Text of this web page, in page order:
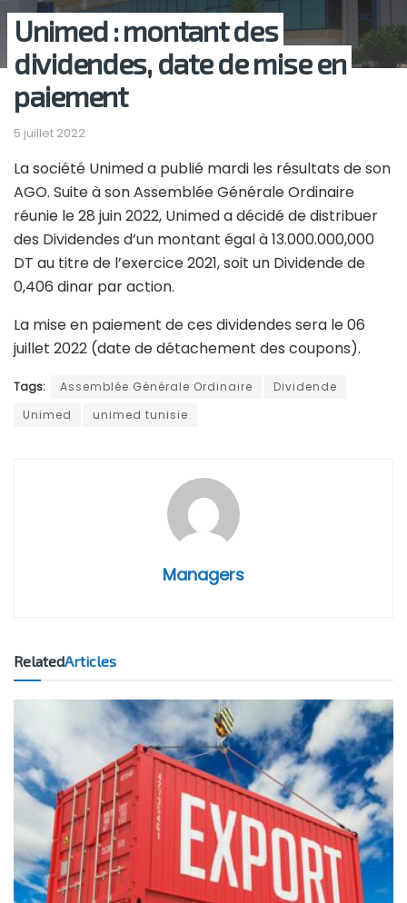
Unimed : montant des
dividendes, date de mise en
paiement
5 juillet 2022
La société Unimed a publié mardi les résultats de son
AGO. Suite à son Assemblée Générale Ordinaire
réunie le 28 juin 2022, Unimed a décidé de distribuer
des Dividendes d’un montant égal à 13.000.000,000
DT au titre de l’exercice 2021, soit un Dividende de
0,406 dinar par action.
La mise en paiement de ces dividendes sera le 06
juillet 2022 (date de détachement des coupons).
Tags: Assemblée Générale Ordinaire
Dividende
Unimed
unimed tunisie
Managers
RelatedArticles